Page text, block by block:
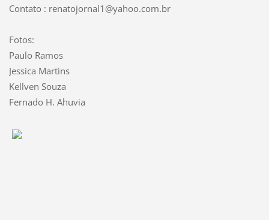
Contato : renatojornal1@yahoo.com.br
Fotos:
Paulo Ramos
Jessica Martins
Kellven Souza
Fernado H. Ahuvia